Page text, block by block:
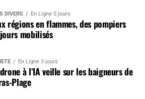
DIVERS En Ligne 5 jours
régions en flammes, des pompiers
mobilisés
En Ligne 3 jours
à l’IA veille sur les baigneurs de
Plage